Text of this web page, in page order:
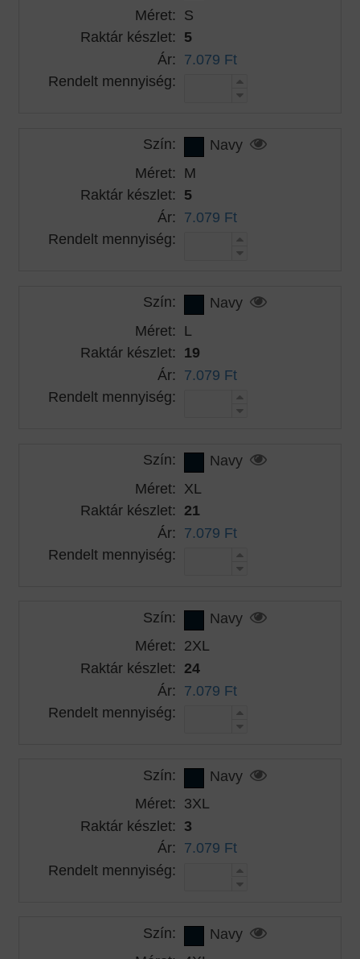
Méret: S
Raktár készlet: 5
Ár: 7.079 Ft
Rendelt mennyiség:
Szín:
Navy
Méret: M
Raktár készlet: 5
Ár: 7.079 Ft
Rendelt mennyiség:
Szín:
Navy
Méret: L
Raktár készlet: 19
Ár: 7.079 Ft
Rendelt mennyiség:
Szín:
Navy
Méret: XL
Raktár készlet: 21
Ár: 7.079 Ft
Rendelt mennyiség:
Szín:
Navy
Méret: 2XL
Raktár készlet: 24
Ár: 7.079 Ft
Rendelt mennyiség:
Szín:
Navy
Méret: 3XL
Raktár készlet: 3
Ár: 7.079 Ft
Rendelt mennyiség:
Szín:
Navy